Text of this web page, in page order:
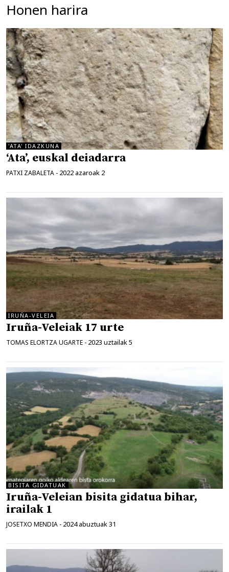
Honen harira
'ATA' IDAZKUNA
‘Ata’, euskal deiadarra
PATXI ZABALETA - 2022 azaroak 2
IRUÑA-VELEIA
Iruña-Veleiak 17 urte
TOMAS ELORTZA UGARTE - 2023 uztailak 5
BISITA GIDATUAK
Iruña-Veleian bisita gidatua bihar,
irailak 1
JOSETXO MENDIA - 2024 abuztuak 31